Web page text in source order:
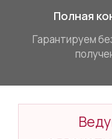
Полная
Гарантируем